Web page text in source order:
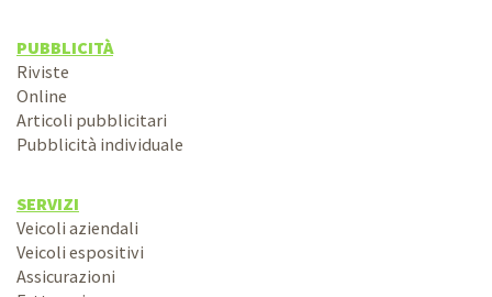
PUBBLICITÀ
Riviste
Online
Articoli pubblicitari
Pubblicità individuale
SERVIZI
Veicoli aziendali
Veicoli espositivi
Assicurazioni